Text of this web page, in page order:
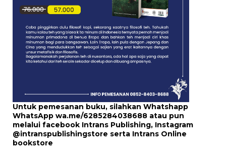
Untuk pemesanan buku, silahkan Whatshapp
WhatsApp wa.me/6285284038688 atau pun
melalui facebook Intrans Publishing, Instagram
@intranspublishingstore serta Intrans Online
bookstore